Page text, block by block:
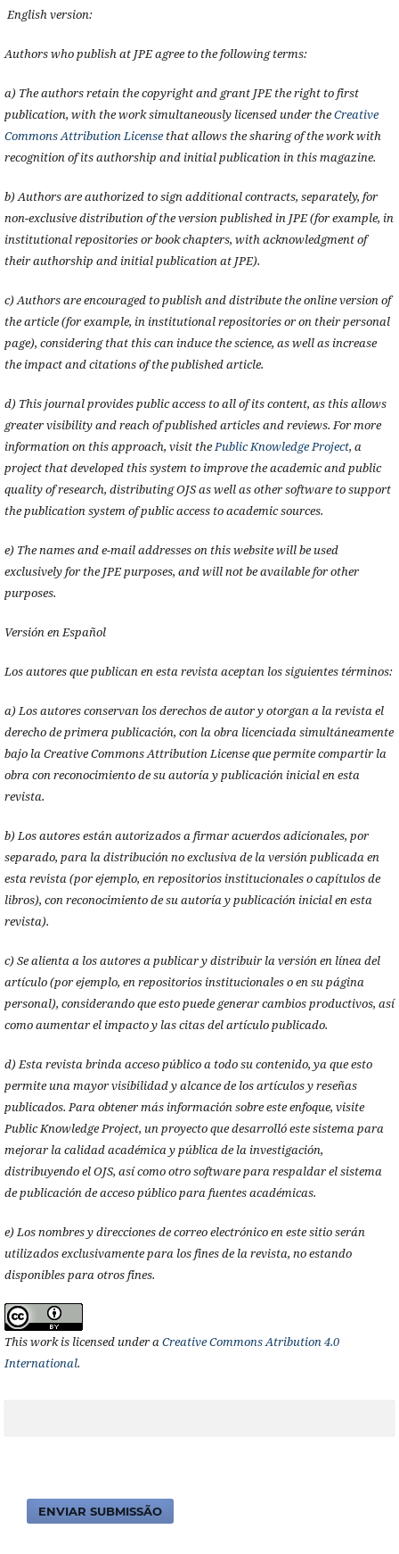
English version:
Authors who publish at JPE agree to the following terms:
a) The authors retain the copyright and grant JPE the right to first
publication, with the work simultaneously licensed under theCreative
Commons Attribution Licensethat allows the sharing of the work with
recognition of its authorship and initial publication in this magazine.
b) Authors are authorized to sign additional contracts, separately, for
non-exclusive distribution of the version published in JPE (for example, in
institutional repositories or book chapters, with acknowledgment of
their authorship and initial publication at JPE).
c) Authors are encouraged to publish and distribute the online version of
the article (for example, in institutional repositories or on their personal
page), considering that this can induce the science, as well as increase
the impact and citations of the published article.
d) This journal provides public access to all of its content, as this allows
greater visibility and reach of published articles and reviews. For more
information on this approach, visit thePublic Knowledge Project, a
project that developed this system to improve the academic and public
quality of research, distributing OJS as well as other software to support
the publication system of public access to academic sources.
e) The names and e-mail addresses on this website will be used
exclusively for the JPE purposes, and will not be available for other
purposes.
Versión en Español
Los autores que publican en esta revista aceptan los siguientes términos:
a) Los autores conservan los derechos de autor y otorgan a la revista el
derecho de primera publicación, con la obra licenciada simultáneamente
bajo la Creative Commons Attribution License que permite compartir la
obra con reconocimiento de su autoría y publicación inicial en esta
revista.
b) Los autores están autorizados a firmar acuerdos adicionales, por
separado, para la distribución no exclusiva de la versión publicada en
esta revista (por ejemplo, en repositorios institucionales o capítulos de
libros), con reconocimiento de su autoría y publicación inicial en esta
revista).
c) Se alienta a los autores a publicar y distribuir la versión en línea del
artículo (por ejemplo, en repositorios institucionales o en su página
personal), considerando que esto puede generar cambios productivos, así
como aumentar el impacto y las citas del artículo publicado.
d) Esta revista brinda acceso público a todo su contenido, ya que esto
permite una mayor visibilidad y alcance de los artículos y reseñas
publicados. Para obtener más información sobre este enfoque, visite
Public Knowledge Project, un proyecto que desarrolló este sistema para
mejorar la calidad académica y pública de la investigación,
distribuyendo el OJS, así como otro software para respaldar el sistema
de publicación de acceso público para fuentes académicas.
e) Los nombres y direcciones de correo electrónico en este sitio serán
utilizados exclusivamente para los fines de la revista, no estando
disponibles para otros fines.
This work is licensed under aCreative Commons Atribution 4.0
International.
ENVIAR SUBMISSÃO